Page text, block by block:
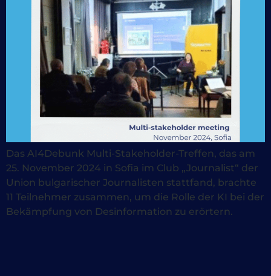
Das AI4Debunk Multi-Stakeholder-Treffen, das am
25. November 2024 in Sofia im Club „Journalist“ der
Union bulgarischer Journalisten stattfand, brachte
11 Teilnehmer zusammen, um die Rolle der KI bei der
Bekämpfung von Desinformation zu erörtern.